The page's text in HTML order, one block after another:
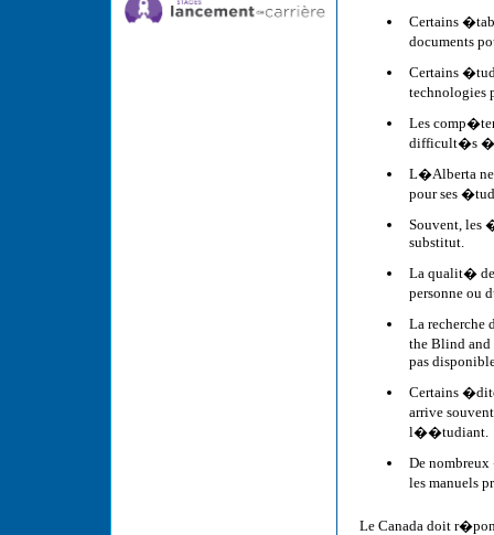
Certains
documents
Certains
technologies
Les
difficult�s �
L�Alberta ne
pour ses
Souvent, les
substitut.
La qualit�
personne ou
La recherche
the Blind and
pas
Certains
arrive
l��tudiant.
De
les manuels
Le Canada doit